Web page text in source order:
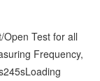
Open Test for all
Frequency,